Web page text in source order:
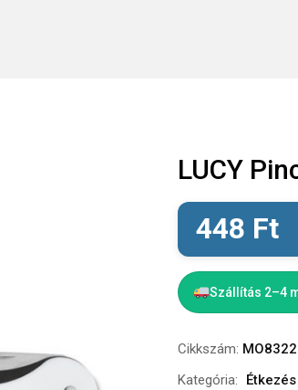
LUCY
448 Ft
Szállítás 2–4
Cikkszám: MO8322
Kategória: